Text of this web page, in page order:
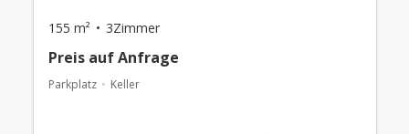
155 m² 3Zimmer
Preis auf Anfrage
Parkplatz Keller